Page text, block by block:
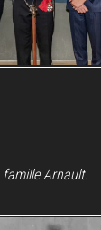
famille Arnault.